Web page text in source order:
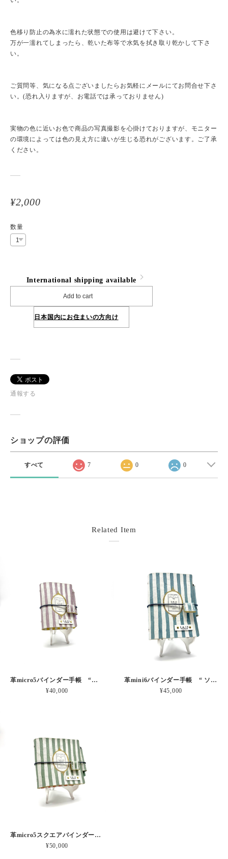
色移り防止の為水に濡れた状態での使用は避けて下さい。
万が一濡れてしまったら、乾いた布等で水気を拭き取り乾かして下さ
い。
ご質問等、気になる点ございましたらお気軽にメールにてお問合せ下さ
い。(恐れ入りますが、お電話では承っておりません)
実物の色に近いお色で商品の写真撮影を心掛けておりますが、モニター
の環境によっては色の見え方に違いが生じる恐れがございます。ご了承
ください。
¥2,000
数量
International shipping available
Add to cart
日本国内にお住まいの方向け
通報する
ショップの評価
すべて 7 0 0
Related Item
革micro5バインダー手帳 “ブルーベリー・レモンシェイク 昼下がりのお茶会” 本革
¥40,000
革mini6バインダー手帳 “ ソーダ・セサミシェイク 昼下がりのお茶会” 本革
¥45,000
革micro5スクエアバインダー手帳 “ メロン・イチゴシェイク 昼下がりのお茶会” 本革
¥50,000